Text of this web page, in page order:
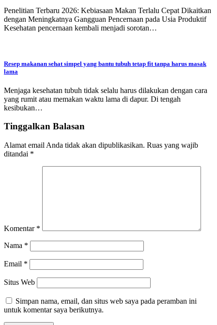
Penelitian Terbaru 2026: Kebiasaan Makan Terlalu Cepat Dikaitkan
dengan Meningkatnya Gangguan Pencernaan pada Usia Produktif
Kesehatan pencernaan kembali menjadi sorotan…
Resep makanan sehat simpel yang bantu tubuh tetap fit tanpa harus masak
lama
Menjaga kesehatan tubuh tidak selalu harus dilakukan dengan cara
yang rumit atau memakan waktu lama di dapur. Di tengah
kesibukan…
Tinggalkan Balasan
Alamat email Anda tidak akan dipublikasikan. Ruas yang wajib
ditandai *
Komentar *
Nama *
Email *
Situs Web
Simpan nama, email, dan situs web saya pada peramban ini
untuk komentar saya berikutnya.